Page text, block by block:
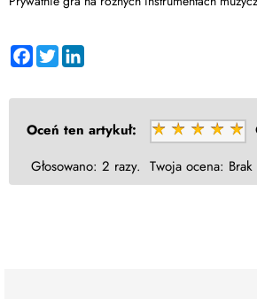
Facebook
Twitter
Oceń ten artykuł:
Głosowano: 2 razy. Twoja ocena: Brak